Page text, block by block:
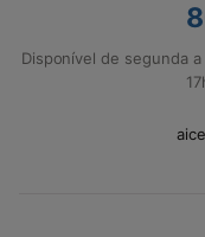
Disponível de segunda